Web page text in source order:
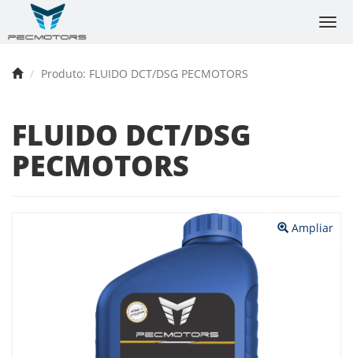
Produto: FLUIDO DCT/DSG PECMOTORS
FLUIDO DCT/DSG
PECMOTORS
Ampliar